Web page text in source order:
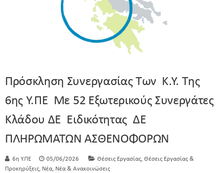
Πρόσκληση Συνεργασίας Των Κ.Υ. Της
6ης Υ.ΠΕ Με 52 Εξωτερικούς Συνεργάτες
Κλάδου ΔΕ Ειδικότητας ΔΕ
ΠΛΗΡΩΜΑΤΩΝ ΑΣΘΕΝΟΦΟΡΩΝ
6η Υ.ΠΕ 05/06/2026 Θέσεις Εργασίας, Θέσεις Εργασίας &
Προκηρύξεις, Νέα, Νέα & Ανακοινώσεις